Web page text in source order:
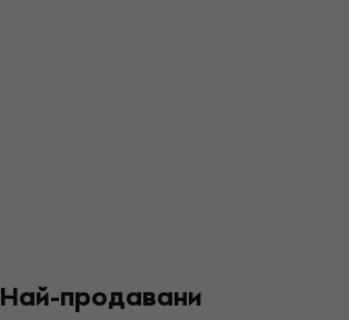
Най-продавани